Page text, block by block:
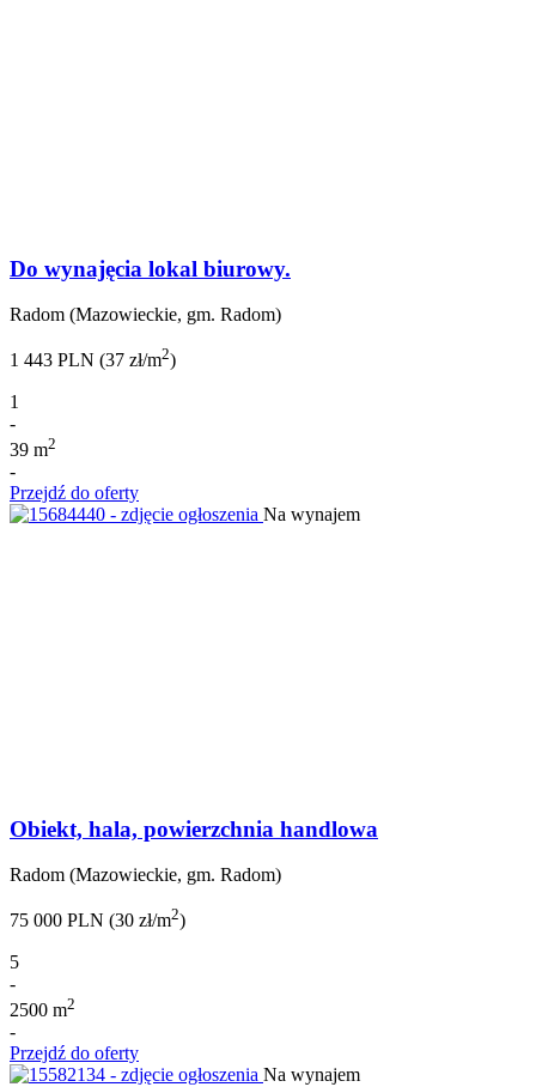
Do wynajęcia lokal biurowy.
Radom (Mazowieckie, gm. Radom)
1 443 PLN (37 zł/m2)
1
-
39 m2
-
Przejdź do oferty
Na wynajem
Obiekt, hala, powierzchnia handlowa
Radom (Mazowieckie, gm. Radom)
75 000 PLN (30 zł/m2)
5
-
2500 m2
-
Przejdź do oferty
Na wynajem